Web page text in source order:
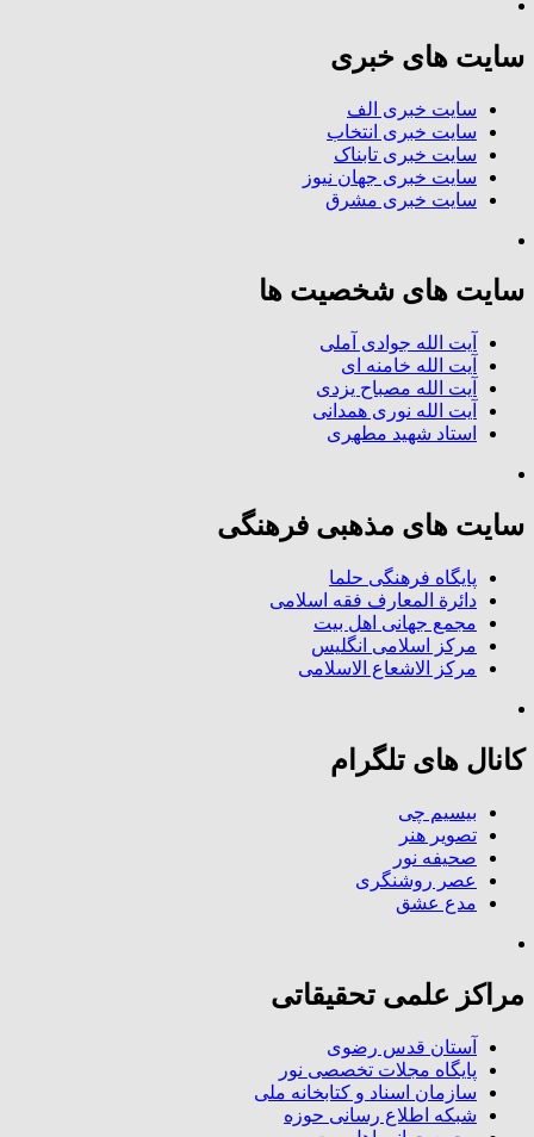
سایت های خبری
سایت خبری الف
سایت خبری انتخاب
سایت خبری تابناک
سایت خبری جهان نیوز
سایت خبری مشرق
سایت های شخصیت ها
آیت الله جوادی آملی
آیت الله خامنه ای
آیت الله مصباح یزدی
آیت الله نوری همدانی
استاد شهید مطهری
سایت های مذهبی فرهنگی
پایگاه فرهنگی حلما
دائرة المعارف فقه اسلامی
مجمع جهانی اهل بیت
مرکز اسلامی انگلیس
مرکز الاشعاع الاسلامی
کانال های تلگرام
بیسیم چی
تصویر هنر
صحیفه نور
عصر روشنگری
مدع عشق
مراکز علمی تحقیقاتی
آستان قدس رضوی
پایگاه مجلات تخصصی نور
سازمان اسناد و کتابخانه ملی
شبکه اطلاع رسانی حوزه